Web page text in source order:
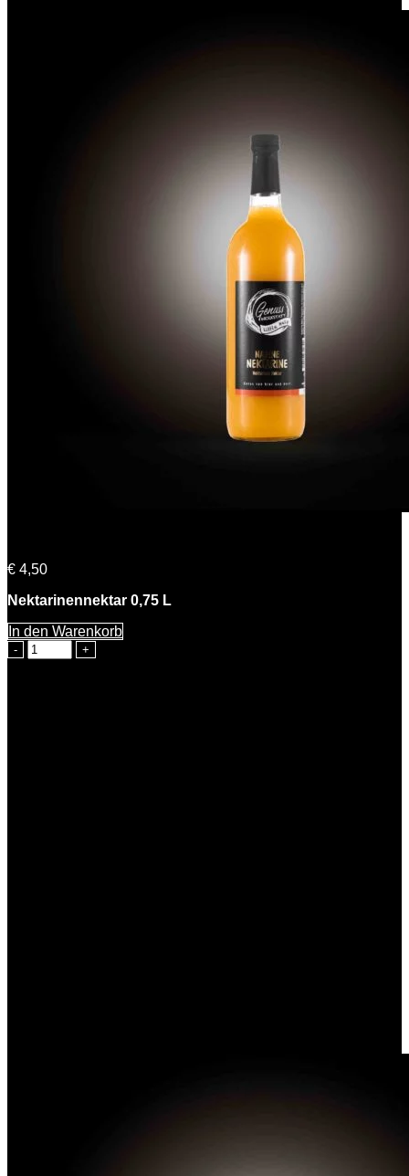
€ 4,50
Nektarinennektar 0,75 L
In den Warenkorb
Nadine
Nektarine